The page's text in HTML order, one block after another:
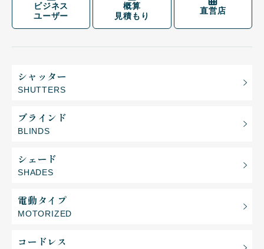
ビジネス
ユーザー
概算
見積もり
直営店
シャッター
SHUTTERS
ブラインド
BLINDS
シェード
SHADES
電動タイプ
MOTORIZED
コードレス